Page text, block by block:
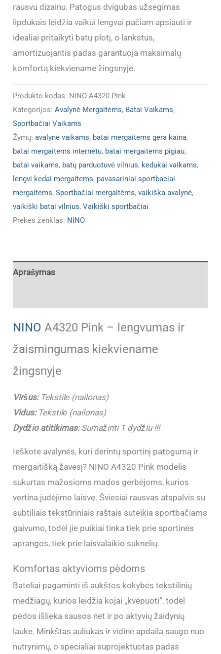
rausvu dizainu. Patogus dvigubas užsegimas
lipdukais leidžia vaikui lengvai pačiam apsiauti ir
idealiai pritaikyti batų plotį, o lankstus,
amortizuojantis padas garantuoja maksimalų
komfortą kiekviename žingsnyje.
Produkto kodas: NINO A4320 Pink
Kategorijos:Avalynė Mergaitėms, Batai Vaikams,
Sportbačiai Vaikams
Žymų:avalynė vaikams, batai mergaitems gera kaina,
batai mergaitems internetu, batai mergaitems pigiau,
batai vaikams, batų parduotuvė vilnius, kedukai vaikams,
lengvi kedai mergaitems, pavasariniai sportbaciai
mergaitems,Sportbačiai mergaitėms,vaikiška avalynė,
vaikiški batai vilnius,Vaikiški sportbačiai
Prekės ženklas: NINO
Aprašymas
NINO A4320 Pink – lengvumas ir
žaismingumas kiekviename
žingsnyje
Viršus:Tekstilė (nailonas)
Vidus:Tekstilė (nailonas)
Dydžio atitikimas:Sumažinti 1 dydžiu !!!
Ieškote avalynės, kuri derintų sportinį patogumą ir
mergaitišką žavesį? NINO A4320 Pink modelis
sukurtas mažosioms mados gerbėjoms, kurios
vertina judėjimo laisvę. Šviesiai rausvas atspalvis su
subtiliais tekstūriniais raštais suteikia sportbačiams
gaivumo, todėl jie puikiai tinka tiek prie sportinės
aprangos, tiek prie laisvalaikio suknelių.
Komfortas aktyvioms pėdoms
Bateliai pagaminti iš aukštos kokybės tekstilinių
medžiagų, kurios leidžia kojai „kvėpuoti“, todėl
pėdos išlieka sausos net ir po aktyvių žaidynių
lauke. Minkštas auliukas ir vidinė apdaila saugo nuo
nutrynimų, o specialiai suprojektuotas padas